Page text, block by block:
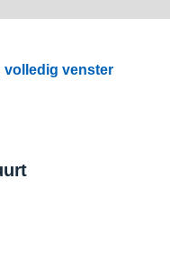
volledig venster